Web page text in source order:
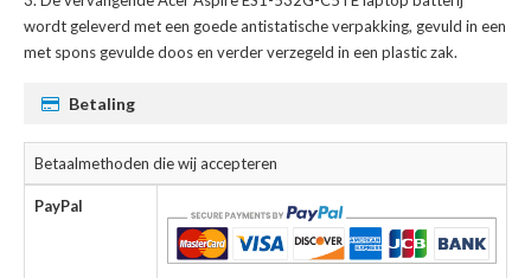
wordt geleverd met een goede antistatische verpakking, gevuld in een
met spons gevulde doos en verder verzegeld in een plastic zak.
Betaling
Betaalmethoden die wij accepteren
PayPal